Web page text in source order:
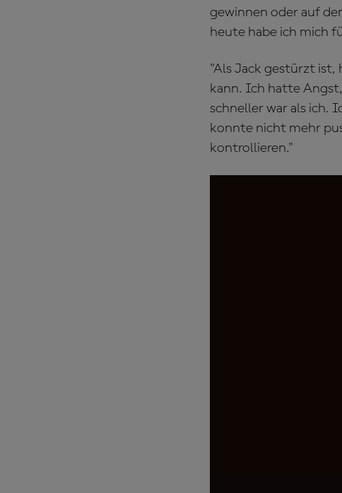
gewinnen oder auf
heute habe ich mich
"Als Jack gestürzt ist,
kann. Ich hatte
schneller war als ich.
konnte nicht mehr
kontrollieren."